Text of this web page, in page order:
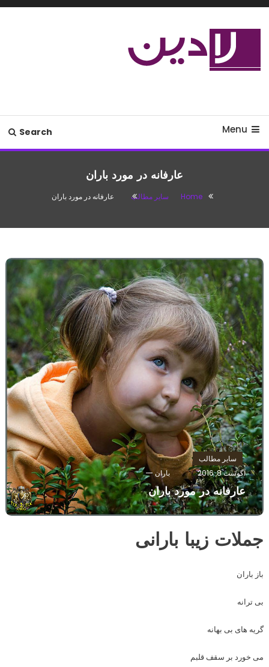
Skip
Menu
Search
عارفانه در مورد باران
Home سایر مطالب عارفانه در مورد باران
سایر مطالب
آگوست 8, 2016
باران
عارفانه در مورد باران
جملات زیبا بارانی
باز باران
بی ترانه
گریه های بی بهانه
می خورد بر سقف قلبم